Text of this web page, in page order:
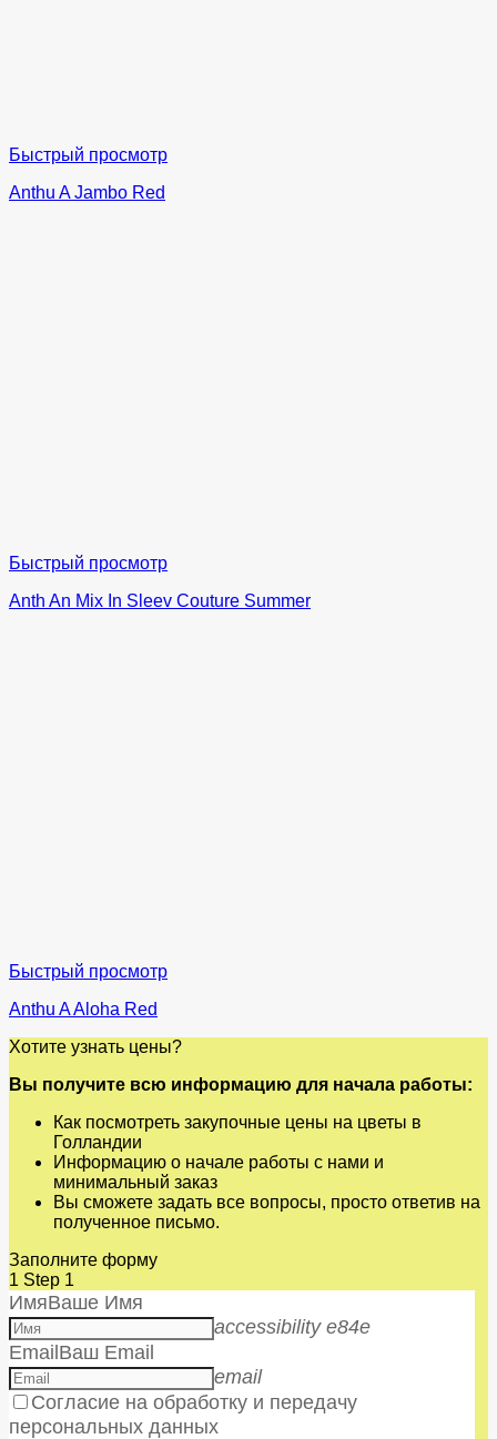
Быстрый просмотр
Anthu A Jambo Red
Быстрый просмотр
Anth An Mix In Sleev Couture Summer
Быстрый просмотр
Anthu A Aloha Red
Хотите узнать цены?
Вы получите всю информацию для начала работы:
Как посмотреть закупочные цены на цветы в
Голландии
Информацию о начале работы с нами и
минимальный заказ
Вы сможете задать все вопросы, просто ответив на
полученное письмо.
Заполните форму
1 Step 1
ИмяВаше Имя
accessibility e84e
EmailВаш Email
email
Согласие на обработку и передачу
персональных данных